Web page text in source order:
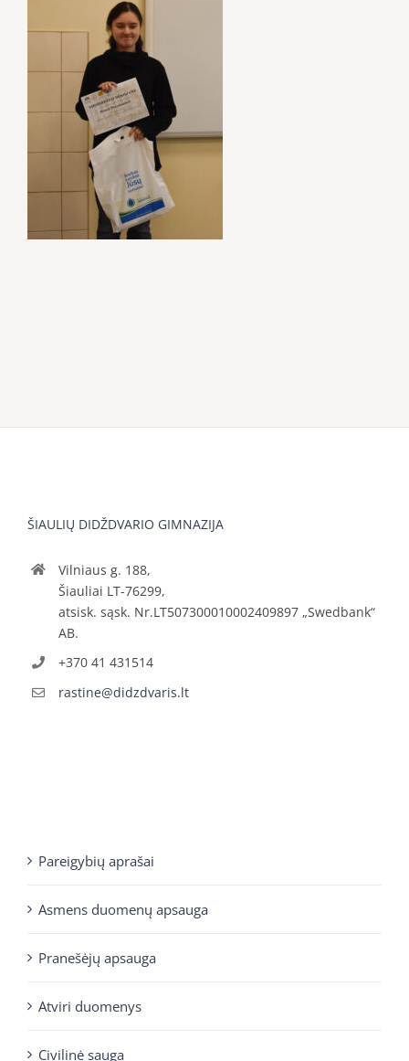
ŠIAULIŲ DIDŽDVARIO GIMNAZIJA
Vilniaus g. 188,
Šiauliai LT-76299,
atsisk. sąsk. Nr.LT507300010002409897 „Swedbank“
AB.
+370 41 431514
rastine@didzdvaris.lt
Pareigybių aprašai
Asmens duomenų apsauga
Pranešėjų apsauga
Atviri duomenys
Civilinė sauga